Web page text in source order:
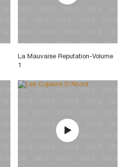
La Mauvaise Reputation-Volume
1